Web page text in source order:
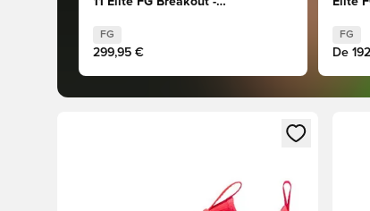
FG
299,95 €
FG
De
Abre un modal para iniciar sesión o registrarse